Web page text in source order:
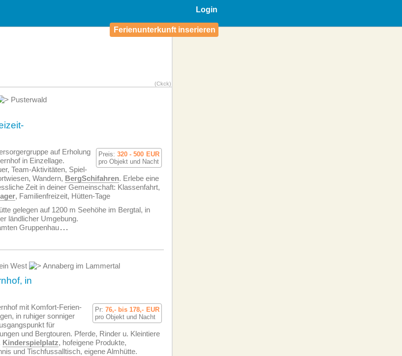
Login
Ferienunterkunft inserieren
(Ckck)
Pusterwald
Preis: 320 - 500 EUR
pro Objekt und Nacht
auf Erholung
in Einzellage.
Team-Aktivitäten, Spiel-
Wandern, BergSchifahren. Erlebe eine
Zeit in deiner Gemeinschaft: Klassenfahrt,
, Familienfreizeit, Hütten-Tage
gelegen auf 1200 m Seehöhe im Bergtal, in
ländlicher Umgebung.
Gruppenhau...
West Annaberg im Lammertal
in
Pr: 76,- bis 178,- EUR
pro Objekt und Nacht
mit Komfort-Ferien­
in ruhiger sonniger
für
und Bergtouren. Pferde, Rinder u. Kleintiere
Kinderspielplatz, hofeigene Produkte,
und Tischfussalltisch, eigene Almhütte.